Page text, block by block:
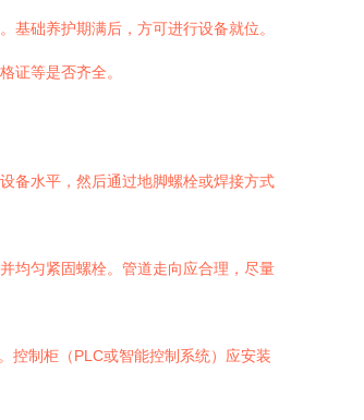
基础养护期满后，方可进行设备就位。
证等是否齐全。
备水平，然后通过地脚螺栓或焊接方式
均匀紧固螺栓。管道走向应合理，尽量
控制柜（PLC或智能控制系统）应安装